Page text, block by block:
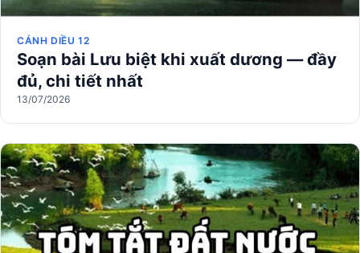
CÁNH DIỀU 12
Soạn bài Lưu biệt khi xuất dương — đầy
đủ, chi tiết nhất
13/07/2026